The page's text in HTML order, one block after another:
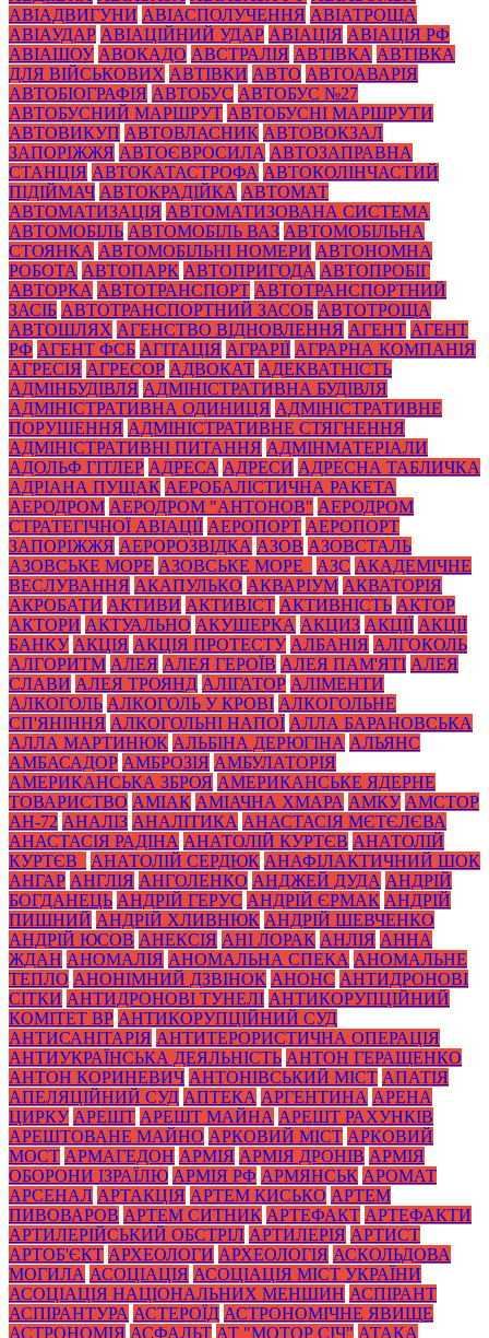
АВІАДВИГУНИ АВІАСПОЛУЧЕННЯ АВІАТРОЩА
АВІАУДАР АВІАЦІЙНИЙ УДАР АВІАЦІЯ АВІАЦІЯ РФ
АВІАШОУ АВОКАДО АВСТРАЛІЯ АВТІВКА АВТІВКА
ДЛЯ ВІЙСЬКОВИХ АВТІВКИ АВТО АВТОАВАРІЯ
АВТОБІОГРАФІЯ АВТОБУС АВТОБУС №27
АВТОБУСНИЙ МАРШРУТ АВТОБУСНІ МАРШРУТИ
АВТОВИКУП АВТОВЛАСНИК АВТОВОКЗАЛ
ЗАПОРІЖЖЯ АВТОЄВРОСИЛА АВТОЗАПРАВНА
СТАНЦІЯ АВТОКАТАСТРОФА АВТОКОЛІНЧАСТИЙ
ПІДІЙМАЧ АВТОКРАДІЙКА АВТОМАТ
АВТОМАТИЗАЦІЯ АВТОМАТИЗОВАНА СИСТЕМА
АВТОМОБІЛЬ АВТОМОБІЛЬ ВАЗ АВТОМОБІЛЬНА
СТОЯНКА АВТОМОБІЛЬНІ НОМЕРИ АВТОНОМНА
РОБОТА АВТОПАРК АВТОПРИГОДА АВТОПРОБІГ
АВТОРКА АВТОТРАНСПОРТ АВТОТРАНСПОРТНИЙ
ЗАСІБ АВТОТРАНСПОРТНИЙ ЗАСОБ АВТОТРОЩА
АВТОШЛЯХ АГЕНСТВО ВІДНОВЛЕННЯ АГЕНТ АГЕНТ
РФ АГЕНТ ФСБ АГІТАЦІЯ АГРАРІЇ АГРАРНА КОМПАНІЯ
АГРЕСІЯ АГРЕСОР АДВОКАТ АДЕКВАТНІСТЬ
АДМІНБУДІВЛЯ АДМІНІСТРАТИВНА БУДІВЛЯ
АДМІНІСТРАТИВНА ОДИНИЦЯ АДМІНІСТРАТИВНЕ
ПОРУШЕННЯ АДМІНІСТРАТИВНЕ СТЯГНЕННЯ
АДМІНІСТРАТИВНІ ПИТАННЯ АДМІНМАТЕРІАЛИ
АДОЛЬФ ГІТЛЕР АДРЕСА АДРЕСИ АДРЕСНА ТАБЛИЧКА
АДРІАНА ПУЩАК АЕРОБАЛІСТИЧНА РАКЕТА
АЕРОДРОМ АЕРОДРОМ "АНТОНОВ" АЕРОДРОМ
СТРАТЕГІЧНОЇ АВІАЦІЇ АЕРОПОРТ АЕРОПОРТ
ЗАПОРІЖЖЯ АЕРОРОЗВІДКА АЗОВ АЗОВСТАЛЬ
АЗОВСЬКЕ МОРЕ АЗОВСЬКЕ МОРЕ_ АЗС АКАДЕМІЧНЕ
ВЕСЛУВАННЯ АКАПУЛЬКО АКВАРІУМ АКВАТОРІЯ
АКРОБАТИ АКТИВИ АКТИВІСТ АКТИВНІСТЬ АКТОР
АКТОРИ АКТУАЛЬНО АКУШЕРКА АКЦИЗ АКЦІЇ АКЦІЇ
БАНКУ АКЦІЯ АКЦІЯ ПРОТЕСТУ АЛБАНІЯ АЛГОКОЛЬ
АЛГОРИТМ АЛЕЯ АЛЕЯ ГЕРОЇВ АЛЕЯ ПАМ'ЯТІ АЛЕЯ
СЛАВИ АЛЕЯ ТРОЯНД АЛІГАТОР АЛІМЕНТИ
АЛКОГОЛЬ АЛКОГОЛЬ У КРОВІ АЛКОГОЛЬНЕ
СП'ЯНІННЯ АЛКОГОЛЬНІ НАПОЇ АЛЛА БАРАНОВСЬКА
АЛЛА МАРТИНЮК АЛЬБІНА ДЕРЮГІНА АЛЬЯНС
АМБАСАДОР АМБРОЗІЯ АМБУЛАТОРІЯ
АМЕРИКАНСЬКА ЗБРОЯ АМЕРИКАНСЬКЕ ЯДЕРНЕ
ТОВАРИСТВО АМІАК АМІАЧНА ХМАРА АМКУ АМСТОР
АН-72 АНАЛІЗ АНАЛІТИКА АНАСТАСІЯ МЄТЄЛЄВА
АНАСТАСІЯ РАДІНА АНАТОЛІЙ КУРТЄВ АНАТОЛІЙ
КУРТЄВ_
АНАТОЛІЙ СЕРДЮК АНАФІЛАКТИЧНИЙ ШОК
АНГАР АНГЛІЯ АНГОЛЕНКО АНДЖЕЙ ДУДА АНДРІЙ
БОГДАНЕЦЬ АНДРІЙ ГЕРУС АНДРІЙ ЄРМАК АНДРІЙ
ПИШНИЙ АНДРІЙ ХЛИВНЮК АНДРІЙ ШЕВЧЕНКО
АНДРІЙ ЮСОВ АНЕКСІЯ АНІ ЛОРАК АНЛІЯ АННА
ЖДАН АНОМАЛІЯ АНОМАЛЬНА СПЕКА АНОМАЛЬНЕ
ТЕПЛО АНОНІМНИЙ ДЗВІНОК АНОНС АНТИДРОНОВІ
СІТКИ АНТИДРОНОВІ ТУНЕЛІ АНТИКОРУПЦІЙНИЙ
КОМІТЕТ ВР АНТИКОРУПЦІЙНИЙ СУД
АНТИСАНІТАРІЯ АНТИТЕРОРИСТИЧНА ОПЕРАЦІЯ
АНТИУКРАЇНСЬКА ДЕЯЛЬНІСТЬ АНТОН ГЕРАЩЕНКО
АНТОН КОРИНЕВИЧ АНТОНІВСЬКИЙ МІСТ АПАТІЯ
АПЕЛЯЦІЙНИЙ СУД АПТЕКА АРГЕНТИНА АРЕНА
ЦИРКУ АРЕШТ АРЕШТ МАЙНА АРЕШТ РАХУНКІВ
АРЕШТОВАНЕ МАЙНО АРКОВИЙ МІСТ АРКОВИЙ
МОСТ АРМАГЕДОН АРМІЯ АРМІЯ ДРОНІВ АРМІЯ
ОБОРОНИ ІЗРАЇЛЮ АРМІЯ РФ АРМЯНСЬК АРОМАТ
АРСЕНАЛ АРТАКЦІЯ АРТЕМ КИСЬКО АРТЕМ
ПИВОВАРОВ АРТЕМ СИТНИК АРТЕФАКТ АРТЕФАКТИ
АРТИЛЕРІЙСЬКИЙ ОБСТРІЛ АРТИЛЕРІЯ АРТИСТ
АРТОБ'ЄКТ АРХЕОЛОГИ АРХЕОЛОГІЯ АСКОЛЬДОВА
МОГИЛА АСОЦІАЦІЯ АСОЦІАЦІЯ МІСТ УКРАЇНИ
АСОЦІАЦІЯ НАЦІОНАЛЬНИХ МЕНШИН АСПІРАНТ
АСПІРАНТУРА АСТЕРОЇД АСТРОНОМІЧНЕ ЯВИЩЕ
АСТРОНОМІЯ АСФАЛЬТ АТ "МОТОР СІЧ" АТАКА